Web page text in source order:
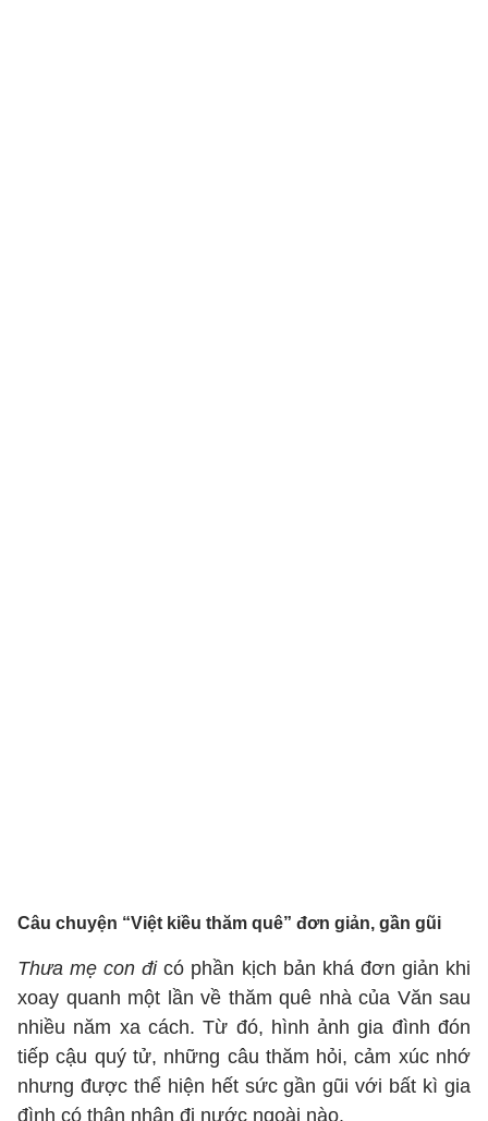
Câu chuyện “Việt kiều thăm quê” đơn giản, gần gũi
Thưa mẹ con đicó phần kịch bản khá đơn giản khi
xoay quanh một lần về thăm quê nhà của Văn sau
nhiều năm xa cách. Từ đó, hình ảnh gia đình đón
tiếp cậu quý tử, những câu thăm hỏi, cảm xúc nhớ
nhưng được thể hiện hết sức gần gũi với bất kì gia
đình có thân nhân đi nước ngoài nào.